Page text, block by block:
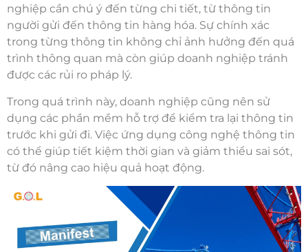
nghiệp cần chú ý đến từng chi tiết, từ thông tin
người gửi đến thông tin hàng hóa. Sự chính xác
trong từng thông tin không chỉ ảnh hưởng đến quá
trình thông quan mà còn giúp doanh nghiệp tránh
được các rủi ro pháp lý.
Trong quá trình này, doanh nghiệp cũng nên sử
dụng các phần mềm hỗ trợ để kiểm tra lại thông tin
trước khi gửi đi. Việc ứng dụng công nghệ thông tin
có thể giúp tiết kiệm thời gian và giảm thiểu sai sót,
từ đó nâng cao hiệu quả hoạt động.